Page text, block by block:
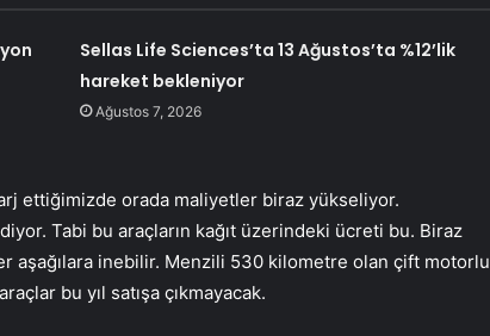
Sellas Life Sciences’ta 13 Ağustos’ta %12’lik
hareket bekleniyor
Ağustos 7, 2026
ettiğimizde orada maliyetler biraz yükseliyor.
Tabi bu araçların kağıt üzerindeki ücreti bu. Biraz
aşağılara inebilir. Menzili 530 kilometre olan çift motorlu
bu yıl satışa çıkmayacak.